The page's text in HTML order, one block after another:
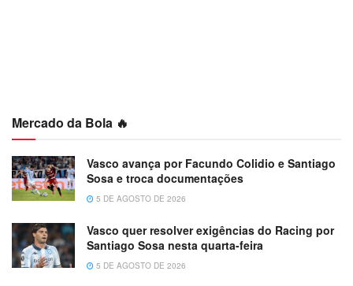
Mercado da Bola 🔥
Vasco avança por Facundo Colidio e Santiago
Sosa e troca documentações
5 DE AGOSTO DE 2026
Vasco quer resolver exigências do Racing por
Santiago Sosa nesta quarta-feira
5 DE AGOSTO DE 2026